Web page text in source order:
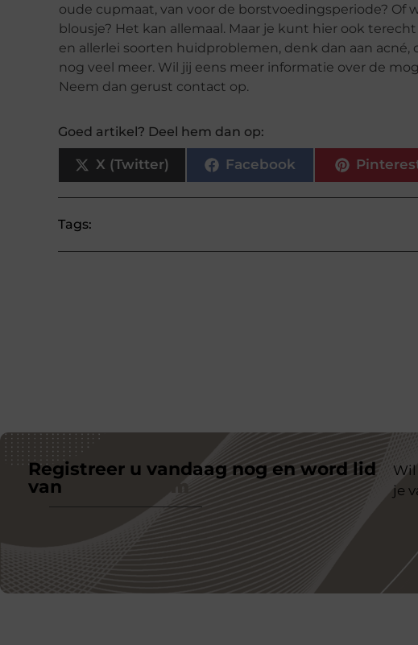
oude cupmaat, van voor de borstvoedingsperiode? Of
blousje? Het kan allemaal. Maar je kunt hier ook
en allerlei soorten huidproblemen, denk dan aan
nog veel meer. Wil jij eens meer informatie over de
Neem dan gerust contact op.
Goed artikel? Deel hem dan op:
X (Twitter) Facebook
Tags:
Registreer u vandaag nog en word lid
van
je